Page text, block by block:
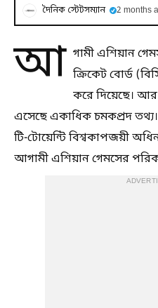
দৈনিক স্টেটসম্যান 2 months
আ গামী এশিয়ান
ক্রিকেট বোর্ড
করে দিয়েছে। আর
এসেছে একাধিক চমকপ্রদ
টি-টোয়েন্টি বিশ্বকাপজয়ী
আগামী এশিয়ান গেমসের